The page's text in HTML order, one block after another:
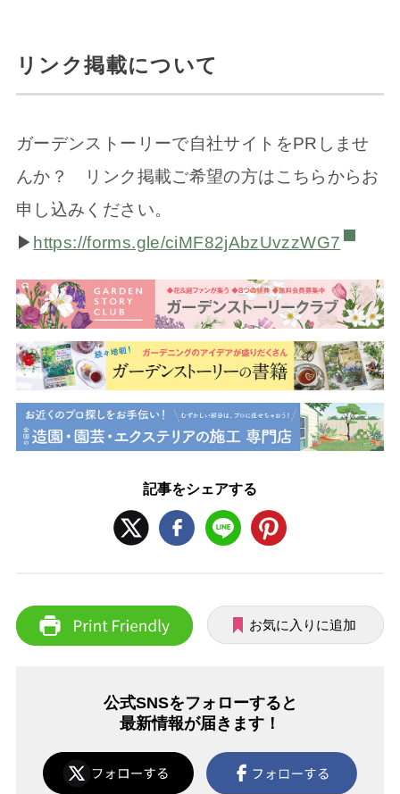
リンク掲載について
ガーデンストーリーで自社サイトをPRしませ
んか？ リンク掲載ご希望の方はこちらからお
申し込みください。
▶ https://forms.gle/ciMF82jAbzUvzzWG7
記事をシェアする
お気に入りに追加
公式SNSをフォローすると
最新情報が届きます！